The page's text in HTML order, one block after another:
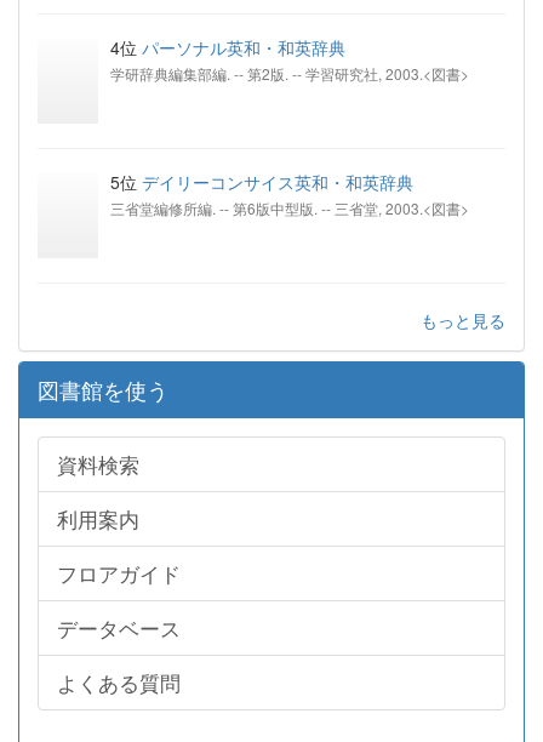
4位 パーソナル英和・和英辞典
学研辞典編集部編. -- 第2版. -- 学習研究社, 2003.<図書>
5位 デイリーコンサイス英和・和英辞典
三省堂編修所編. -- 第6版中型版. -- 三省堂, 2003.<図書>
もっと見る
図書館を使う
資料検索
利用案内
フロアガイド
データベース
よくある質問